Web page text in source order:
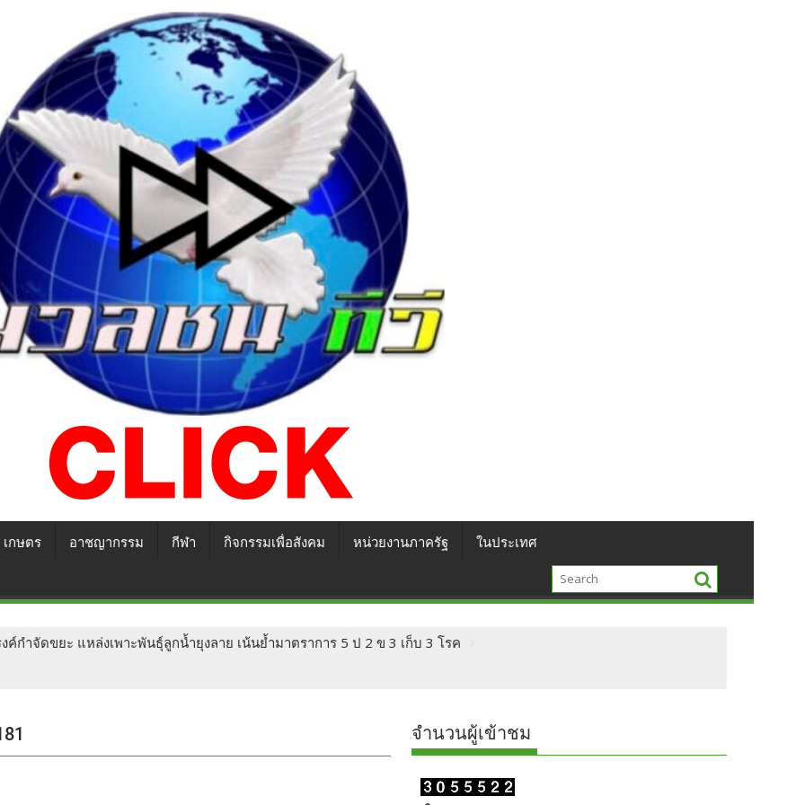
เกษตร อาชญากรรม กีฬา กิจกรรมเพื่อสังคม หน่วยงานภาครัฐ ในประเทศ
กำจัดขยะ แหล่งเพาะพันธุ์ลูกน้ำยุงลาย เน้นย้ำมาตราการ 5 ป 2 ข 3 เก็บ 3 โรค
จำนวนผู้เข้าชม